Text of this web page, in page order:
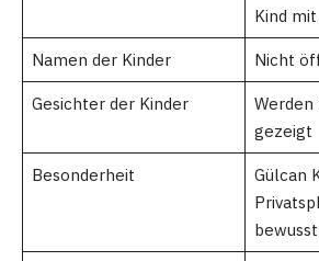
Kind mit
Namen der Kinder Nicht
Gesichter der Kinder
gezeigt
Besonderheit
Gülcan
bewusst